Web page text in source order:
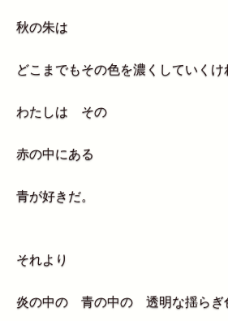
秋の朱は
どこまでもその色を濃くしていくけ
わたしは その
赤の中にある
青が好きだ。
それより
炎の中の 青の中の 透明な揺らぎ